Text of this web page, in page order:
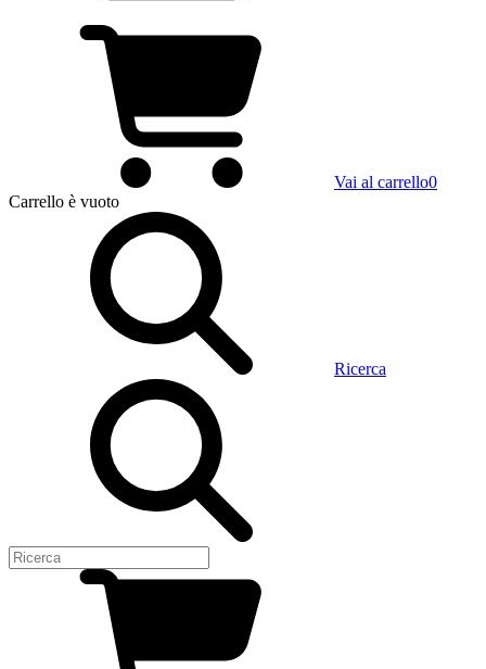
Vai al carrello0
Carrello è vuoto
Ricerca